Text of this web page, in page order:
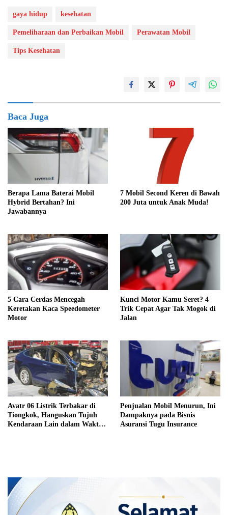
gaya hidup kesehatan
Pemeliharaan dan Perbaikan Mobil Perawatan Mobil
Tips Kesehatan
Baca Juga
Berapa Lama Baterai Mobil
Hybrid Bertahan? Ini
Jawabannya
7 Mobil Second Keren di Bawah
200 Juta untuk Anak Muda!
5 Cara Cerdas Mencegah
Keretakan Kaca Speedometer
Motor
Kunci Motor Kamu Seret? 4
Trik Cepat Agar Tak Mogok di
Jalan
Avatr 06 Listrik Terbakar di
Tiongkok, Hanguskan Tujuh
Kendaraan Lain dalam Waktu
Penjualan Mobil Menurun, Ini
Dampaknya pada Bisnis
Asuransi Tugu Insurance